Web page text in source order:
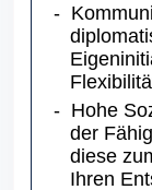
Hohe
der
diese
Ihren